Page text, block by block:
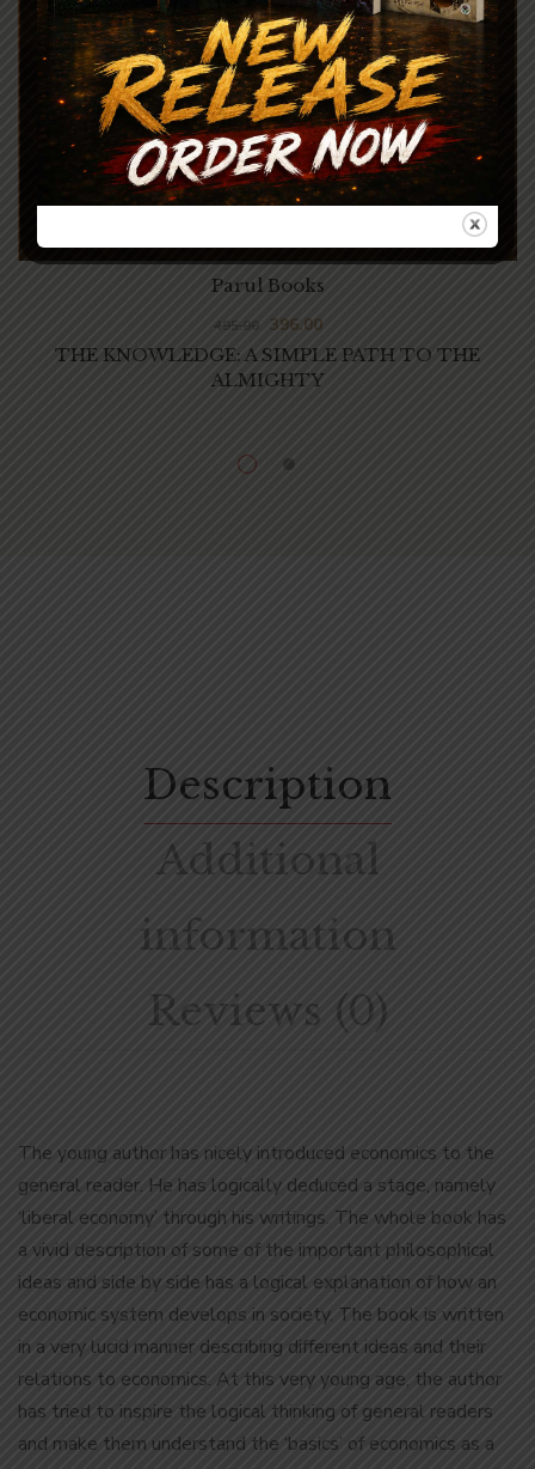
THE KNOWLEDGE: A SIMPLE PATH TO THE
ALMIGHTY
Parul Books
495.00 396.00
Description
Additional
information
Reviews (0)
The young author has nicely introduced economics to the
general reader. He has logically deduced a stage, namely
‘liberal economy’ through his writings. The whole book has
a vivid description of some of the important philosophical
ideas and side by side has a logical explanation of how an
economic system develops in society. The book is written
in a very lucid manner describing different ideas and their
relations to economics. At this very young age, the author
has tried to inspire the logical thinking of general readers
and make them understand the ‘basics’ of economics as a